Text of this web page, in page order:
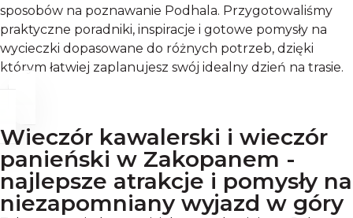
sposobów na poznawanie Podhala. Przygotowaliśmy
praktyczne poradniki, inspiracje i gotowe pomysły na
wycieczki dopasowane do różnych potrzeb, dzięki
którym łatwiej zaplanujesz swój idealny dzień na trasie.
Wieczór kawalerski i wieczór
panieński w Zakopanem -
najlepsze atrakcje i pomysły na
niezapomniany wyjazd w góry